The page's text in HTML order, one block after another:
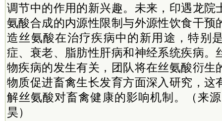
调节中的作用的新兴趣。未来，印遇龙院
氨酸合成的内源性限制与外源性饮食干预
造丝氨酸在治疗疾病中的新用途，特别
症、衰老、脂肪性肝病和神经系统疾病。
物疾病的发生有关，团队将在丝氨酸衍生
物质促进畜禽生长发育方面深入研究，这
解丝氨酸对畜禽健康的影响机制。（来
昊）